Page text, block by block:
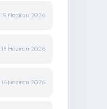
19 Haziran 2026
18 Haziran 2026
16 Haziran 2026